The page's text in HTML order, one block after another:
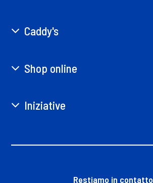
Caddy's
Shop online
Iniziative
Restiamo in contatto